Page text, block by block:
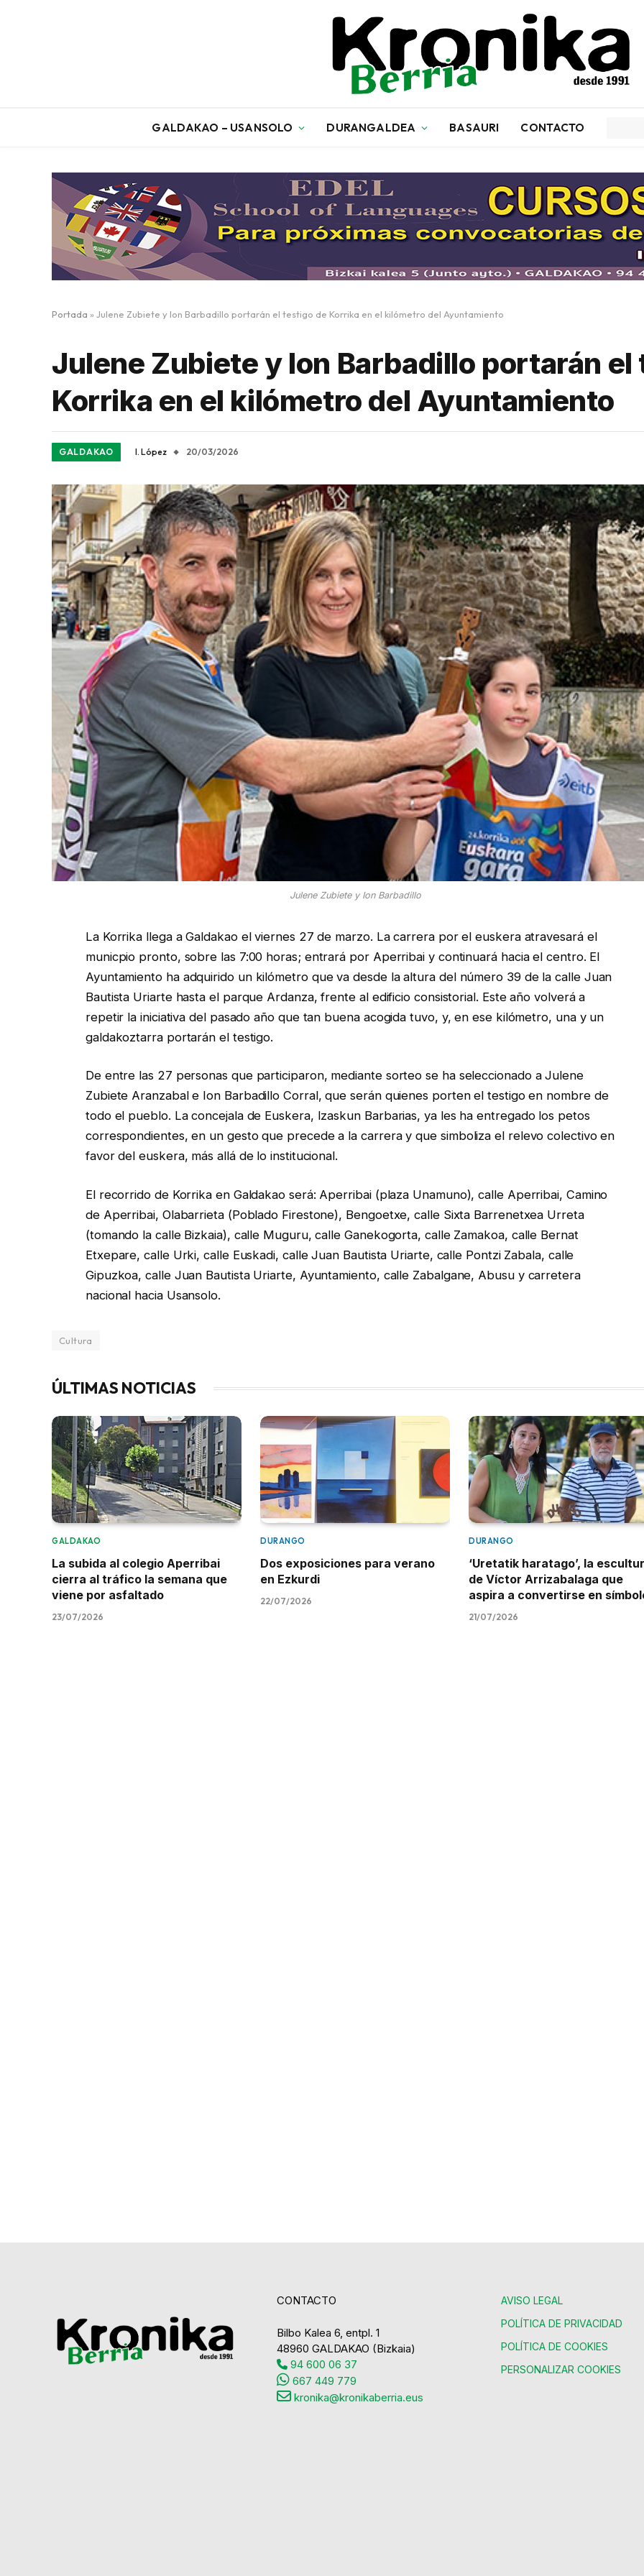
GALDAKAO – USANSOLO DURANGALDEA BASAURI CONTACTO
Portada » Julene Zubiete y Ion Barbadillo portarán el testigo de Korrika en el kilómetro del Ayuntamiento
Julene Zubiete y Ion Barbadillo portarán
Korrika en el kilómetro del Ayuntamiento
GALDAKAO I. López 20/03/2026
Julene Zubiete y Ion Barbadillo
La Korrika llega a Galdakao el viernes 27 de marzo. La carrera por el euskera atravesará el
municpio pronto, sobre las 7:00 horas; entrará por Aperribai y continuará hacia el centro. El
Ayuntamiento ha adquirido un kilómetro que va desde la altura del número 39 de la calle Juan
Bautista Uriarte hasta el parque Ardanza, frente al edificio consistorial. Este año volverá a
repetir la iniciativa del pasado año que tan buena acogida tuvo, y, en ese kilómetro, una y un
galdakoztarra portarán el testigo.
De entre las 27 personas que participaron, mediante sorteo se ha seleccionado a Julene
Zubiete Aranzabal e Ion Barbadillo Corral, que serán quienes porten el testigo en nombre de
todo el pueblo. La concejala de Euskera, Izaskun Barbarias, ya les ha entregado los petos
correspondientes, en un gesto que precede a la carrera y que simboliza el relevo colectivo en
favor del euskera, más allá de lo institucional.
El recorrido de Korrika en Galdakao será: Aperribai (plaza Unamuno), calle Aperribai, Camino
de Aperribai, Olabarrieta (Poblado Firestone), Bengoetxe, calle Sixta Barrenetxea Urreta
(tomando la calle Bizkaia), calle Muguru, calle Ganekogorta, calle Zamakoa, calle Bernat
Etxepare, calle Urki, calle Euskadi, calle Juan Bautista Uriarte, calle Pontzi Zabala, calle
Gipuzkoa, calle Juan Bautista Uriarte, Ayuntamiento, calle Zabalgane, Abusu y carretera
nacional hacia Usansolo.
Cultura
ÚLTIMAS NOTICIAS
GALDAKAO
La subida al colegio Aperribai
cierra al tráfico la semana que
viene por asfaltado
23/07/2026
DURANGO
Dos exposiciones para verano
en Ezkurdi
22/07/2026
DURANGO
‘Uretatik haratago’, la
de Víctor Arrizabalaga que
aspira a convertirse en
21/07/2026
CONTACTO
Bilbo Kalea 6, entpl. 1
48960 GALDAKAO (Bizkaia)
94 600 06 37
667 449 779
kronika@kronikaberria.eus
AVISO LEGAL
POLÍTICA DE PRIVACIDAD
POLÍTICA DE COOKIES
PERSONALIZAR COOKIES